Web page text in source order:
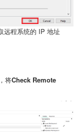
远程系统的 IP 地址
将Check Remote